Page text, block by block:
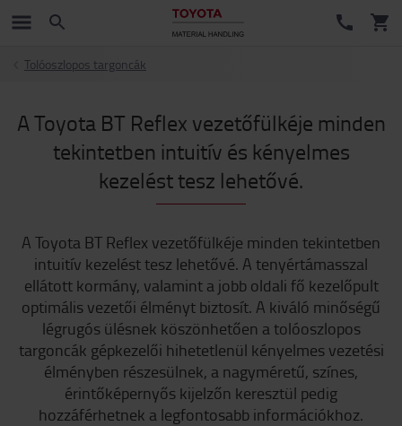
Tolóoszlopos targoncák
A Toyota BT Reflex vezetőfülkéje minden
tekintetben intuitív és kényelmes
kezelést tesz lehetővé.
A Toyota BT Reflex vezetőfülkéje minden tekintetben
intuitív kezelést tesz lehetővé. A tenyértámasszal
ellátott kormány, valamint a jobb oldali fő kezelőpult
optimális vezetői élményt biztosít. A kiváló minőségű
légrugós ülésnek köszönhetően a tolóoszlopos
targoncák gépkezelői hihetetlenül kényelmes vezetési
élményben részesülnek, a nagyméretű, színes,
érintőképernyős kijelzőn keresztül pedig
hozzáférhetnek a legfontosabb információkhoz.